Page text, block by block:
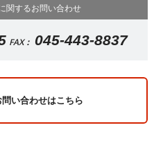
関するお問い合わせ
FAX： 045-443-8837
問い合わせはこちら